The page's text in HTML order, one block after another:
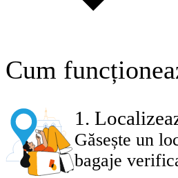
Cum
1 .
Găsește un
bagaje